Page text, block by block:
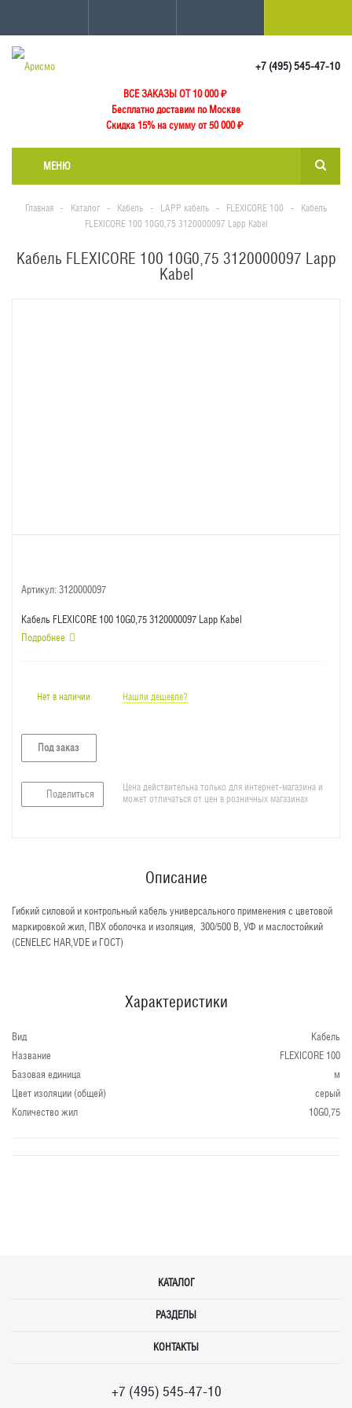
+7 (495) 545-47-10
ВСЕ ЗАКАЗЫ ОТ 10 000₽
Бесплатно доставим по Москве
Скидка 15% на сумму от 50 000 ₽
МЕНЮ
Главная - Каталог - Кабель - LAPP кабель - FLEXICORE 100 -
Кабель
FLEXICORE 100 10G0,75 3120000097 Lapp Kabel
Кабель FLEXICORE 100 10G0,75 3120000097 Lapp
Kabel
Артикул: 3120000097
Кабель FLEXICORE 100 10G0,75 3120000097 Lapp Kabel
Подробнее
Нет в наличии Нашли дешевле?
Под заказ
Поделиться
Цена действительна только для интернет-магазина и
может отличаться от цен в розничных магазинах
Описание
Гибкий силовой и контрольный кабель универсального применения с цветовой
маркировкой жил, ПВХ оболочка и изоляция, 300/500 В, УФ и маслостойкий
(CENELEC HAR,VDE и ГОСТ)
Характеристики
Вид
Кабель
Название
FLEXICORE 100
Базовая единица
м
Цвет изоляции (общей)
серый
Количество жил
10G0,75
КАТАЛОГ
РАЗДЕЛЫ
КОНТАКТЫ
+7 (495) 545-47-10